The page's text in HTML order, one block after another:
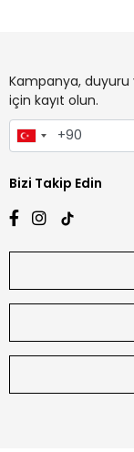
Kampanya,
için kayıt olun.
Bizi Takip Edin